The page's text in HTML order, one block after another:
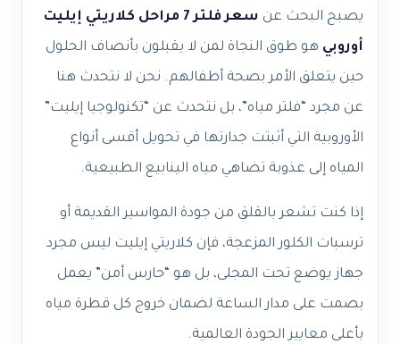
يصبح البحث عن
سعر فلتر 7 مراحل كلاريتي إيليت
أوروبي هو طوق النجاة لمن لا يقبلون بأنصاف الحلول
حين يتعلق الأمر بصحة أطفالهم. نحن لا نتحدث هنا
عن مجرد “فلتر مياه”، بل نتحدث عن “تكنولوجيا إيليت”
الأوروبية التي أثبتت جدارتها في تحويل أقسى أنواع
المياه إلى عذوبة تضاهي مياه الينابيع الطبيعية.
إذا كنت تشعر بالقلق من جودة المواسير القديمة أو
ترسبات الكلور المزعجة، فإن كلاريتي إيليت ليس مجرد
جهاز يوضع تحت المجلى، بل هو “حارس أمن” يعمل
بصمت على مدار الساعة لضمان خروج كل قطرة مياه
بأعلى معايير الجودة العالمية.